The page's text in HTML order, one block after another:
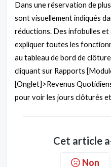
Dans une réservation de
sont visuellement indiqués
réductions. Des infobulles
expliquer toutes les
au tableau de bord de
cliquant sur Rapports
[Onglet]>Revenus
pour voir les jours clôturés
Cet article
Non